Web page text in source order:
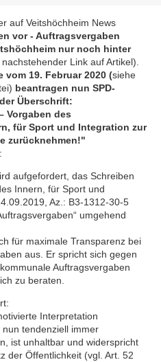
auf Veitshöchheim News
vor - Auftragsvergaben
nur noch hinter
Link auf Artikel).
19. Februar 2020 (siehe
beantragen nun SPD-
Überschrift:
Vorgaben des
n, fürSport und Integration zur
zurücknehmen!"
aufgefordert, das Schreiben
Innern, für Sport und
Az.: B3-1312-30-5
“ umgehend
für maximale Transparenz bei
ben aus. Er spricht sich gegen
Auftragsvergaben
zu beraten.
Interpretation
nun tendenziell immer
ist unhaltbar und widerspricht
der Öffentlichkeit (vgl. Art. 52